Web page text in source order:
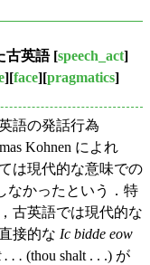
古英語[speech_act]
][face][pragmatics]
語の発話行為
Kohnen によれ
は現代的な意味での
なかったという．特
古英語では現代的な
接的な Ic bidde eow
. . . (thou shalt . . .) が